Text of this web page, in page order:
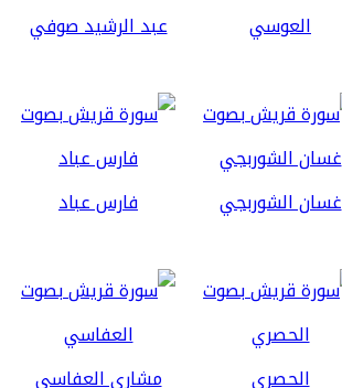
العوسي عبد الرشيد صوفي
غسان الشوربجي فارس عباد
الحصري مشاري العفاسي